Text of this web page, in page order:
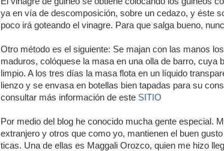
ya en vía de descomposición, sobre un cedazo, y éste
poco irá goteando el vinagre. Para que salga bueno,
Otro método es el siguiente: Se majan con las manos
maduros, colóquese la masa en una olla de barro, cuya
limpio. A los tres días la masa flota en un líquido
lienzo y se envasa en botellas bien tapadas para su
consultar más información de este SITIO
Por medio del blog he conocido mucha gente especial.
extranjero y otros que como yo, mantienen el buen
ticas. Una de ellas es Maggali Orozco, quien me hizo